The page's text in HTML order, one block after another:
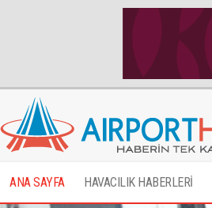
ANA SAYFA HAVACILIK HABERLERİ